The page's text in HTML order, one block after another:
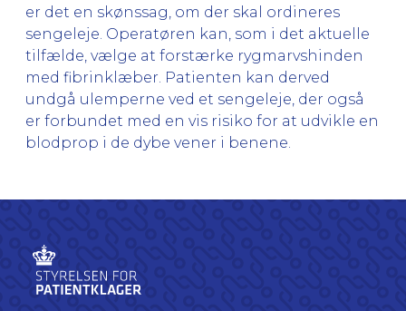
er det en skønssag, om der skal ordineres
sengeleje. Operatøren kan, som i det aktuelle
tilfælde, vælge at forstærke rygmarvshinden
med fibrinklæber. Patienten kan derved
undgå ulemperne ved et sengeleje, der også
er forbundet med en vis risiko for at udvikle en
blodprop i de dybe vener i benene.